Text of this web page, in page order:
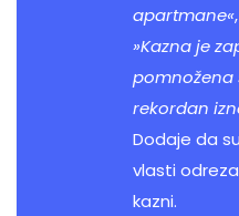
apartmane«
»Kazna je
pomnožena
rekordan
Dodaje da
vlasti
kazni.